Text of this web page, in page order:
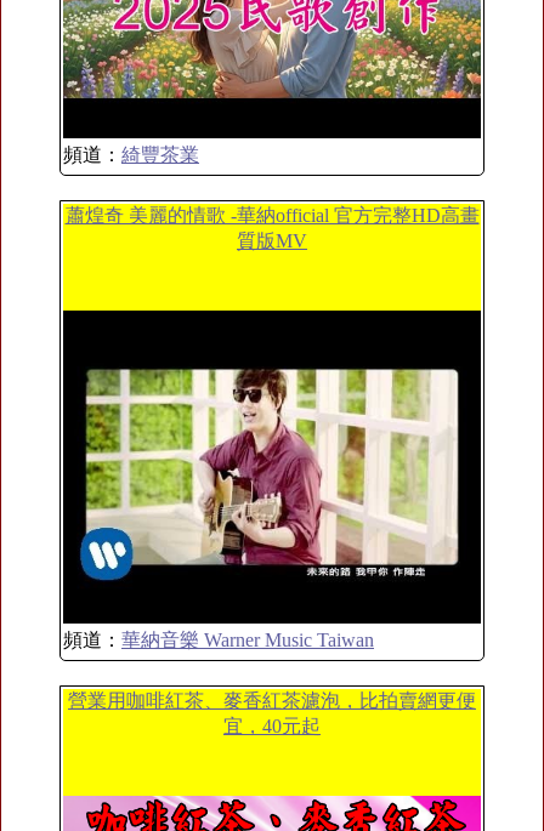
頻道： 綺豐茶業
蕭煌奇 美麗的情歌 -華納official 官方完整HD高畫
質版MV
頻道： 華納音樂 Warner Music Taiwan
營業用咖啡紅茶、麥香紅茶濾泡，比拍賣網更便
宜，40元起